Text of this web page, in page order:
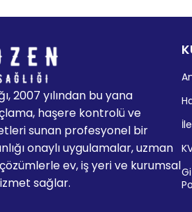
2007 yılından bu yana
haşere kontrolü ve
sunan profesyonel bir
onaylı uygulamalar, uzman
ev, iş yeri ve kurumsal
sağlar.